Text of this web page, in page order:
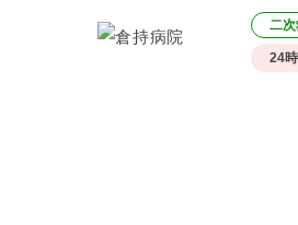
二
24